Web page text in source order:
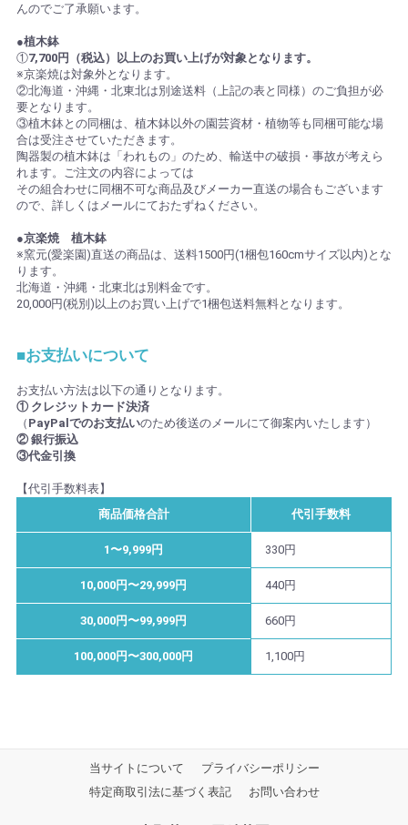
んのでご了承願います。
●植木鉢
①7,700円（税込）以上のお買い上げが対象となります。
※京楽焼は対象外となります。
②北海道・沖縄・北東北は別途送料（上記の表と同様）のご負担が必
要となります。
③植木鉢との同梱は、植木鉢以外の園芸資材・植物等も同梱可能な場
合は受注させていただきます。
陶器製の植木鉢は「われもの」のため、輸送中の破損・事故が考えら
れます。ご注文の内容によっては
その組合わせに同梱不可な商品及びメーカー直送の場合もございます
ので、詳しくはメールにておたずねください。
●京楽焼 植木鉢
※窯元(愛楽園)直送の商品は、送料1500円(1梱包160cmサイズ以内)とな
ります。
北海道・沖縄・北東北は別料金です。
20,000円(税別)以上のお買い上げで1梱包送料無料となります。
■お支払いについて
お支払い方法は以下の通りとなります。
① クレジットカード決済
（ PayPalでのお支払いのため後送のメールにて御案内いたします）
② 銀行振込
③代金引換
【代引手数料表】
商品価格合計
代引手数料
1〜9,999円 330円
10,000円〜29,999円 440円
30,000円〜99,999円 660円
100,000円〜300,000円 1,100円
当サイトについて
プライバシーポリシー
特定商取引法に基づく表記
お問い合わせ